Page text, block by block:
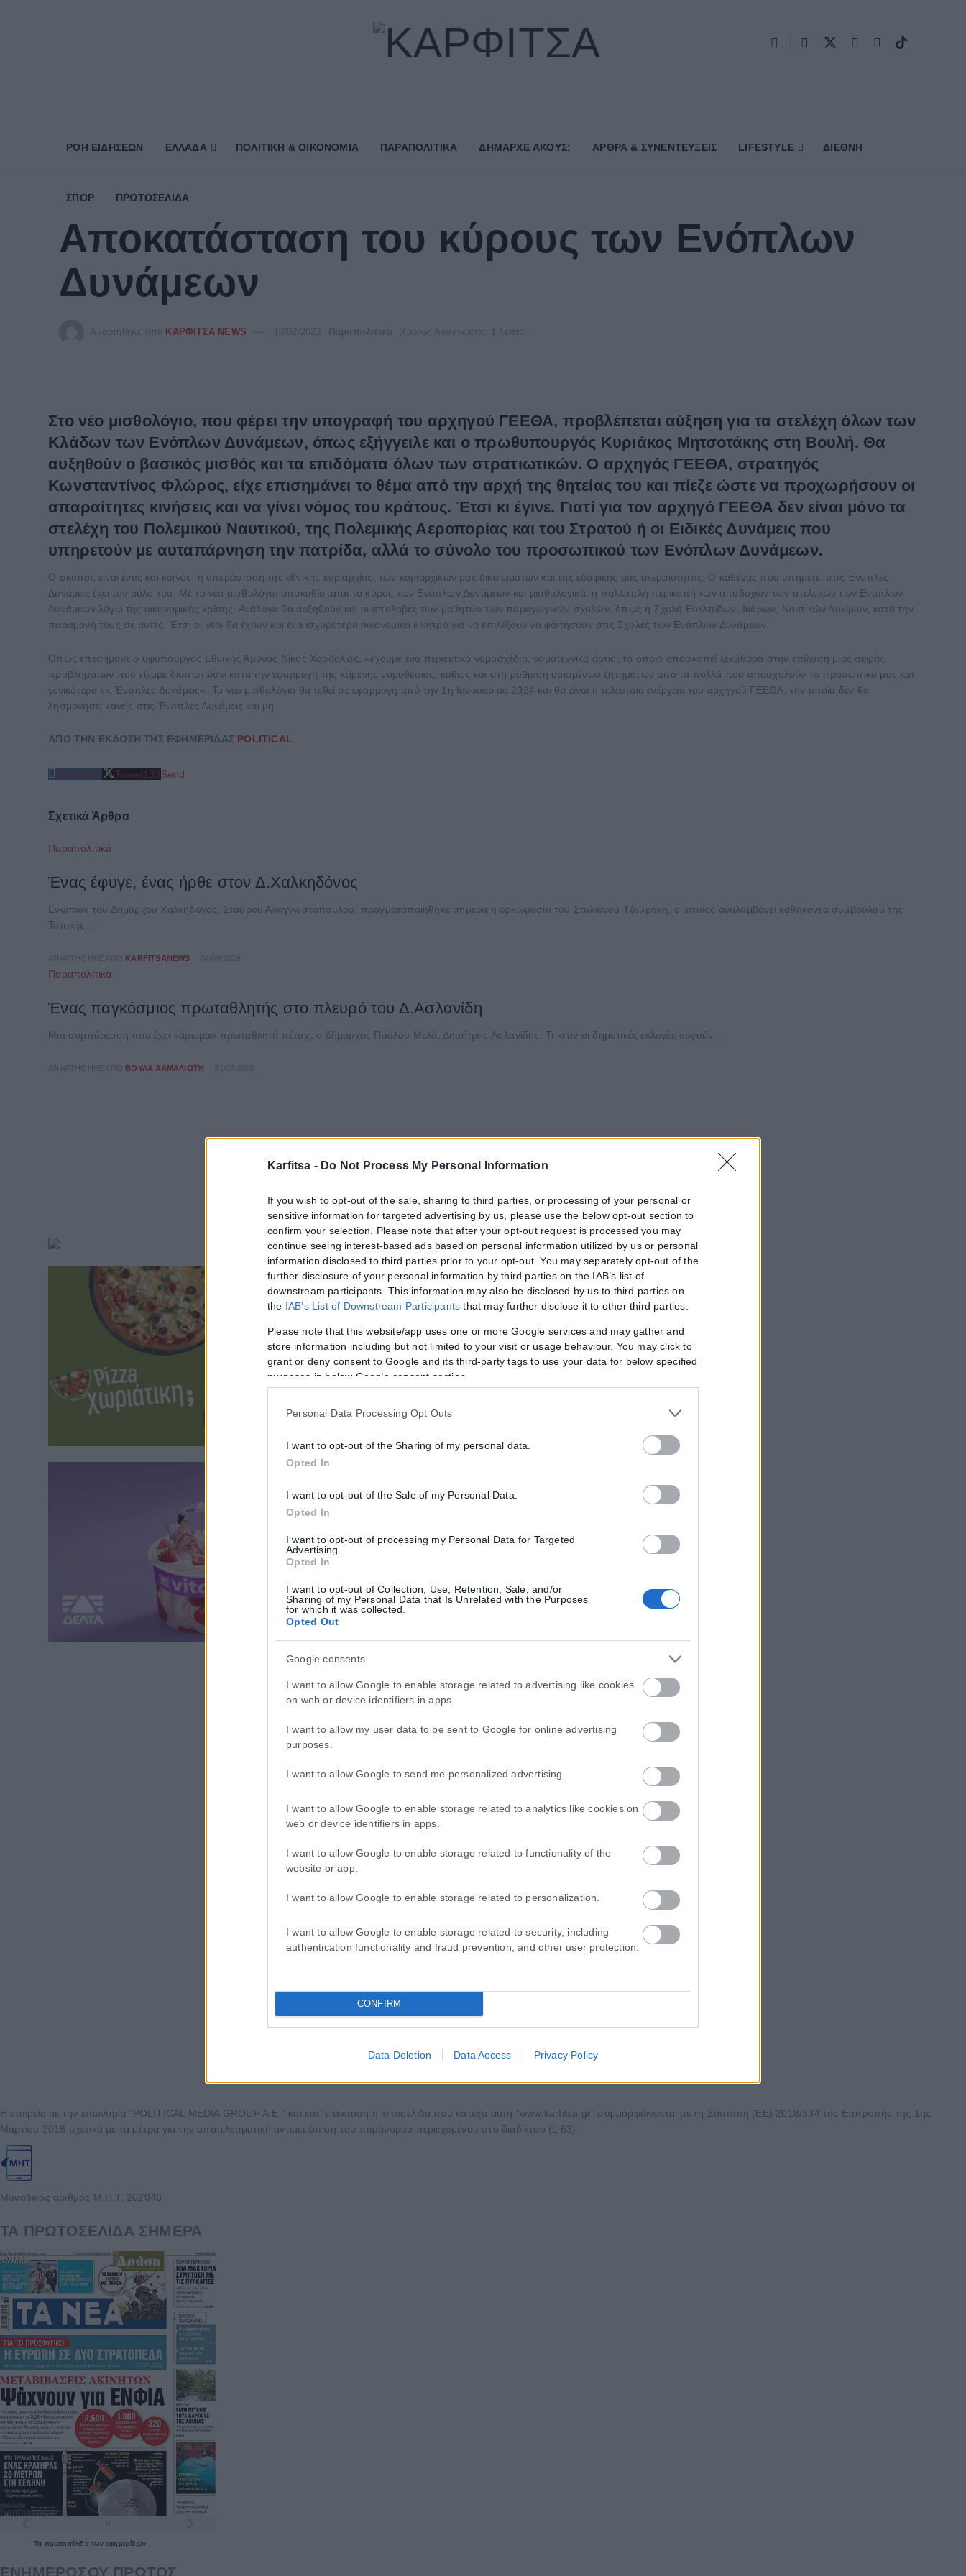
Karfitsa - Do Not Process My Personal Information
If you wish to opt-out of the sale, sharing to third parties, or processing of your personal or
sensitive information for targeted advertising by us, please use the below opt-out section to
confirm your selection. Please note that after your opt-out request is processed you may
continue seeing interest-based ads based on personal information utilized by us or personal
information disclosed to third parties prior to your opt-out. You may separately opt-out of the
further disclosure of your personal information by third parties on the IAB’s list of
downstream participants. This information may also be disclosed by us to third parties on
the IAB’s List of Downstream Participants that may further disclose it to other third parties.
Please note that this website/app uses one or more Google services and may gather and
store information including but not limited to your visit or usage behaviour. You may click to
grant or deny consent to Google and its third-party tags to use your data for below specified
purposes in below Google consent section.
Personal Data Processing Opt Outs
I want to opt-out of the Sharing of my personal data.
Opted In
I want to opt-out of the Sale of my Personal Data.
Opted In
I want to opt-out of processing my Personal Data for Targeted
Advertising.
Opted In
I want to opt-out of Collection, Use, Retention, Sale, and/or
Sharing of my Personal Data that Is Unrelated with the Purposes
for which it was collected.
Opted Out
Google consents
I want to allow Google to enable storage related to advertising like cookies
on web or device identifiers in apps.
I want to allow my user data to be sent to Google for online advertising
purposes.
I want to allow Google to send me personalized advertising.
I want to allow Google to enable storage related to analytics like cookies on
web or device identifiers in apps.
I want to allow Google to enable storage related to functionality of the
website or app.
I want to allow Google to enable storage related to personalization.
I want to allow Google to enable storage related to security, including
authentication functionality and fraud prevention, and other user protection.
CONFIRM
Data Deletion Data Access Privacy Policy
ΡΟΗ ΕΙΔΗΣΕΩΝ ΕΛΛΑΔΑ ΠΟΛΙΤΙΚΗ & ΟΙΚΟΝΟΜΙΑ ΠΑΡΑΠΟΛΙΤΙΚΑ ΔΗΜΑΡΧE ΑΚΟΥΣ; ΑΡΘΡΑ & ΣΥΝΕΝΤΕΥΞΕΙΣ LIFESTYLE ΔΙΕΘΝΗ
ΣΠΟΡ ΠΡΩΤΟΣΈΛΙΔΑ
Αποκατάσταση του κύρους των Ενόπλων
Δυνάμεων
Αναρτήθηκε από ΚΑΡΦΙΤΣΑ NEWS 10/02/2023 Παραπολιτικά Χρόνος Ανάγνωσης: 1 λεπτό
Στο νέο μισθολόγιο, που φέρει την υπογραφή του αρχηγού ΓΕΕΘΑ, προβλέπεται αύξηση για τα στελέχη όλων των
Κλάδων των Ενόπλων Δυνάμεων, όπως εξήγγειλε και ο πρωθυπουργός Κυριάκος Μητσοτάκης στη Βουλή. Θα
αυξηθούν ο βασικός μισθός και τα επιδόματα όλων των στρατιωτικών. Ο αρχηγός ΓΕΕΘΑ, στρατηγός
Κωνσταντίνος Φλώρος, είχε επισημάνει το θέμα από την αρχή της θητείας του και πίεζε ώστε να προχωρήσουν οι
απαραίτητες κινήσεις και να γίνει νόμος του κράτους. Έτσι κι έγινε. Γιατί για τον αρχηγό ΓΕΕΘΑ δεν είναι μόνο τα
στελέχη του Πολεμικού Ναυτικού, της Πολεμικής Αεροπορίας και του Στρατού ή οι Ειδικές Δυνάμεις που
υπηρετούν με αυταπάρνηση την πατρίδα, αλλά το σύνολο του προσωπικού των Ενόπλων Δυνάμεων.
Ο σκοπός είναι ένας και κοινός: η υπεράσπιση της εθνικής κυριαρχίας, των κυριαρχικών μας δικαιωμάτων και της εδαφικής μας ακεραιότητας. Ο καθένας που υπηρετεί στις Ένοπλες
Δυνάμεις έχει τον ρόλο του. Με το νέο μισθολόγιο αποκαθίσταται το κύρος των Ενόπλων Δυνάμεων και μισθολογικά, η πολλαπλή περικοπή των αποδοχών των στελεχών των Ενόπλων
Δυνάμεων λόγω της οικονομικής κρίσης. Ανάλογα θα αυξηθούν και οι απολαβές των μαθητών των παραγωγικών σχολών, όπως η Σχολή Ευελπίδων, Ικάρων, Ναυτικών Δοκίμων, κατά την
παραμονή τους σε αυτές. Έτσι οι νέοι θα έχουν και ένα ισχυρότερο οικονομικό κίνητρο για να επιλέξουν να φοιτήσουν στις Σχολές των Ενόπλων Δυνάμεων.
Όπως επεσήμανε ο υφυπουργός Εθνικής Άμυνας Νίκος Χαρδαλιάς, «έχουμε ένα περιεκτικό νομοσχέδιο, νομοτεχνικά άρτιο, το οποίο αποσκοπεί ξεκάθαρα στην επίλυση μιας σειράς
προβλημάτων που είχαμε διαπιστώσει κατά την εφαρμογή της κείμενης νομοθεσίας, καθώς και στη ρύθμιση ορισμένων ζητημάτων από τα πολλά που απασχολούν το προσωπικό μας και
γενικότερα τις Ένοπλες Δυνάμεις». Το νέο μισθολόγιο θα τεθεί σε εφαρμογή από την 1η Ιανουαρίου 2024 και θα είναι η τελευταία ενέργεια του αρχηγού ΓΕΕΘΑ, την οποία δεν θα
λησμονήσει κανείς στις Ένοπλες Δυνάμεις και μη.
ΑΠΟ ΤΗΝ ΕΚΔΟΣΗ ΤΗΣ ΕΦΗΜΕΡΙΔΑΣ POLITICAL
Share212 Tweet133Send
Σχετικά Άρθρα
Παραπολιτικά
Ένας έφυγε, ένας ήρθε στον Δ.Χαλκηδόνος
Ενώπιον του Δημάρχου Χαλκηδόνος, Σταύρου Αναγνωστόπουλου, πραγματοποιήθηκε σήμερα η ορκωμοσία του Στυλιανού Τζουράκη, ο οποίος αναλαμβάνει καθήκοντα συμβούλου της
Τοπικής...
ΑΝΑΡΤΉΘΗΚΕ ΑΠΌ KARFITSANEWS
Παραπολιτικά
Ένας παγκόσμιος πρωταθλητής στο πλευρό του Δ.Ασλανίδη
Μια συμπόρευση που έχει «άρωμα» πρωταθλητή πέτυχε ο δήμαρχος Παύλου Μελά, Δημήτρης Ασλανίδης. Τι κι αν οι δημοτικές εκλογές αργούν...
ΑΝΑΡΤΉΘΗΚΕ ΑΠΌ ΒΟΎΛΑ ΑΛΜΑΛΙΏΤΗ 31/07/2026
Η εταιρεία με την επωνυμία “POLITICAL MEDIA GROUP A.E.” και κατ’ επέκταση η ιστοσελίδα που κατέχει αυτή “www.karfitsa.gr” συμμορφώνονται με τη Σύσταση (ΕΕ) 2018/334 της Επιτροπής της 1ης
Μαρτίου 2018 σχετικά με τα μέτρα για την αποτελεσματική αντιμετώπιση του παράνομου περιεχομένου στο διαδίκτυο (L 63).
Μοναδικός αριθμός Μ.Η.Τ. 262048
ΤΑ ΠΡΩΤΟΣΕΛΙΔΑ ΣΗΜΕΡΑ
Τα πρωτοσέλιδατων εφημερίδων
ΕΝΗΜΕΡΩΣΟΥ ΠΡΩΤΟΣ